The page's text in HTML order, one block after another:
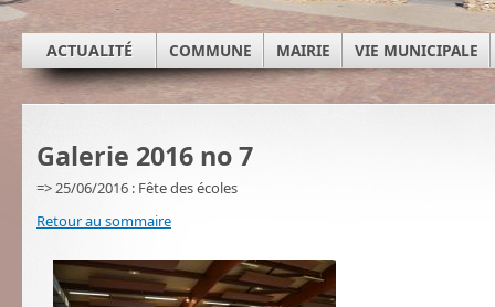
ACTUALITÉ COMMUNE MAIRIE VIE MUNICIPALE
Galerie 2016 no 7
=> 25/06/2016 : Fête des écoles
Retour au sommaire